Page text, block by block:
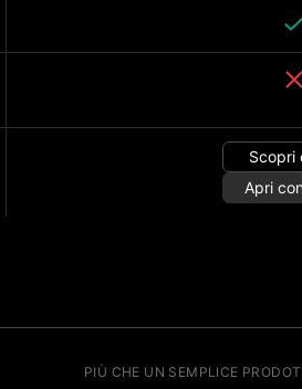
Scopri
Apri
PIÙ CHE UN SEMPLICE